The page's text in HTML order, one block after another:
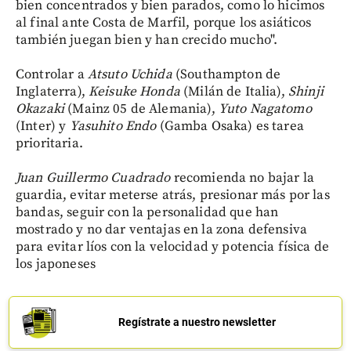
bien concentrados y bien parados, como lo hicimos
al final ante Costa de Marfil, porque los asiáticos
también juegan bien y han crecido mucho".
Controlar aAtsuto Uchida (Southampton de
Inglaterra), Keisuke Honda (Milán de Italia), Shinji
Okazaki(Mainz 05 de Alemania), Yuto Nagatomo
(Inter) y Yasuhito Endo (Gamba Osaka) es tarea
prioritaria.
Juan Guillermo Cuadradorecomienda no bajar la
guardia, evitar meterse atrás, presionar más por las
bandas, seguir con la personalidad que han
mostrado y no dar ventajas en la zona defensiva
para evitar líos con la velocidad y potencia física de
los japoneses
Regístrate a nuestro newsletter